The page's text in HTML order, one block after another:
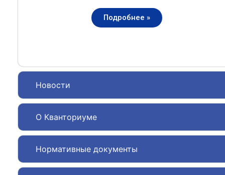
Новости
О Кванториуме
Нормативные документы
Подробнее »